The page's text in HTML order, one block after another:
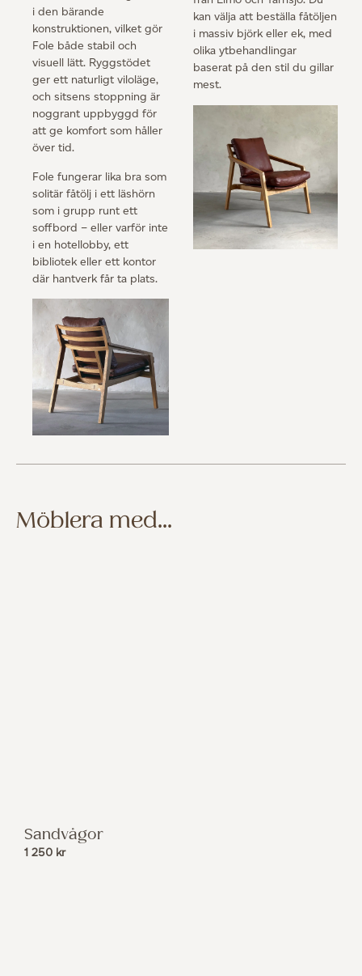
i den bärande
konstruktionen, vilket gör
Fole både stabil och
visuell lätt. Ryggstödet
ger ett naturligt viloläge,
och sitsens stoppning är
noggrant uppbyggd för
att ge komfort som håller
över tid.
Fole fungerar lika bra som
solitär fåtölj i ett läshörn
som i grupp runt ett
soffbord – eller varför inte
i en hotellobby, ett
bibliotek eller ett kontor
där hantverk får ta plats.
kan välja att beställa fåtöljen
i massiv björk eller ek, med
olika ytbehandlingar
baserat på den stil du gillar
mest.
Möblera med...
Sandvågor
1 250 kr